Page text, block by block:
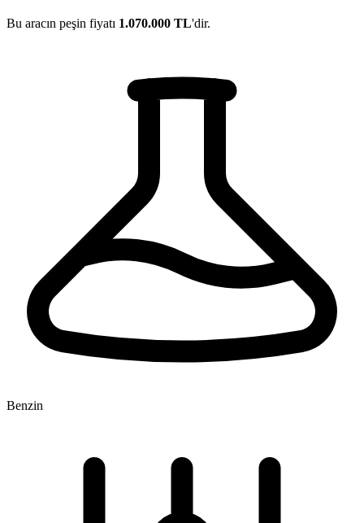
Bu aracın peşin fiyatı 1.070.000 TL'dir.
Benzin